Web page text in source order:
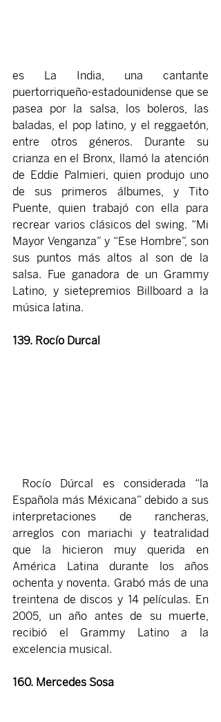
es La India, una cantante
puertorriqueño-estadounidense que se
pasea por la salsa, los boleros, las
baladas, el pop latino, y el reggaetón,
entre otros géneros. Durante su
crianza en el Bronx, llamó la atención
de Eddie Palmieri, quien produjo uno
de sus primeros álbumes, y Tito
Puente, quien trabajó con ella para
recrear varios clásicos del swing. “Mi
Mayor Venganza” y “Ese Hombre”, son
sus puntos más altos al son de la
salsa. Fue ganadora de un Grammy
Latino, y sietepremios Billboard a la
música latina.
139. Rocío Durcal
Española más Méxicana” debido a sus
interpretaciones de rancheras,
arreglos con mariachi y teatralidad
que la hicieron muy querida en
América Latina durante los años
ochenta y noventa. Grabó más de una
treintena de discos y 14 películas. En
2005, un año antes de su muerte,
recibió el Grammy Latino a la
excelencia musical.
160. Mercedes Sosa